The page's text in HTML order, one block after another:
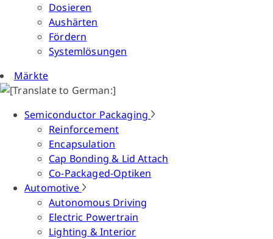
Dosieren
Aushärten
Fördern
Systemlösungen
Märkte
Semiconductor Packaging
Reinforcement
Encapsulation
Cap Bonding & Lid Attach
Co-Packaged-Optiken
Automotive
Autonomous Driving
Electric Powertrain
Lighting & Interior